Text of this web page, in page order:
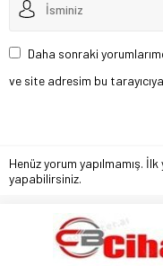
Daha sonraki
ve site adresim bu
Henüz yorum yapılmamış.
yapabilirsiniz.